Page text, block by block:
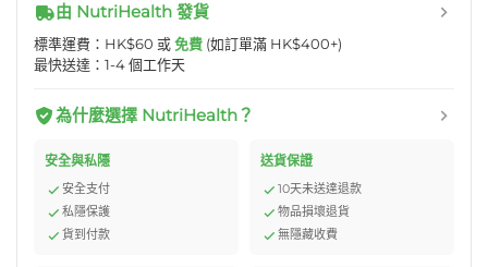
由 NutriHealth 發貨
標準運費：HK$60 或免費 (如訂單滿 HK$400+)
最快送達：1-4 個工作天
為什麼選擇 NutriHealth？
安全與私隱
安全支付
私隱保護
貨到付款
送貨保證
10天未送達退款
物品損壞退貨
無隱藏收費